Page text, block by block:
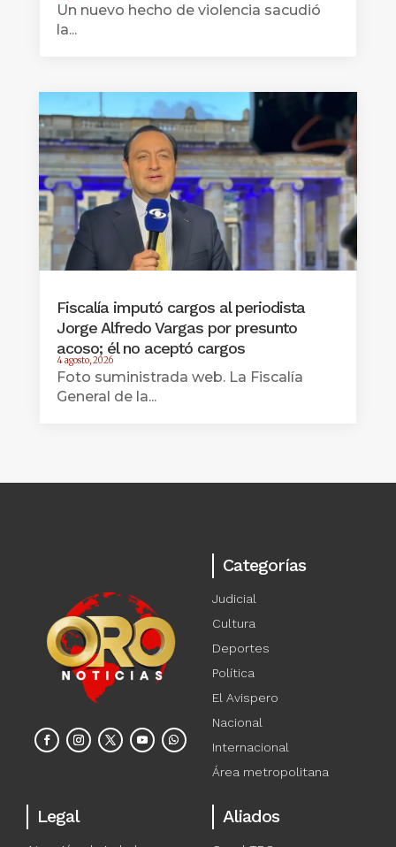
Un nuevo hecho de violencia sacudió
la...
Fiscalía imputó cargos al periodista
Jorge Alfredo Vargas por presunto
acoso; él no aceptó cargos
4 agosto, 2026
Foto suministrada web. La Fiscalía
General de la...
Categorías
Judicial
Cultura
Deportes
Política
El Avispero
Nacional
Internacional
Área metropolitana
Legal Aliados